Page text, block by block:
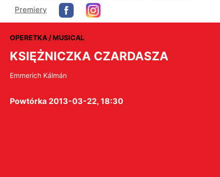
Premiery
OPERETKA / MUSICAL
KSIĘŻNICZKA CZARDASZA
Emmerich Kálmán
Powtórka 2013-03-22, 18:30